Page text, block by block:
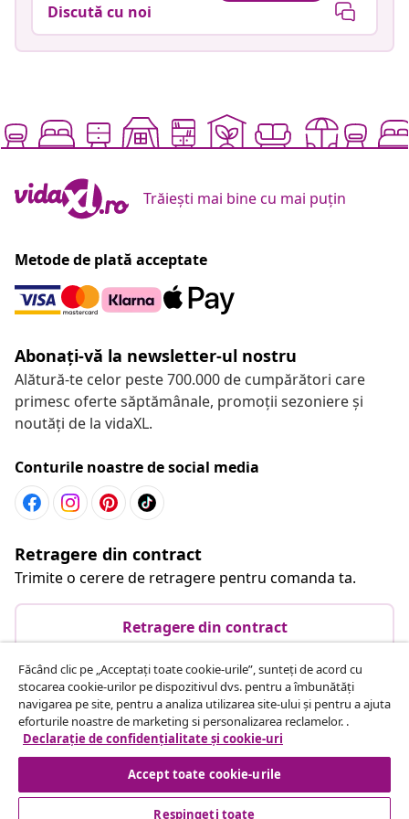
Discută cu noi
Trăiești mai bine cu mai puțin
Metode de plată acceptate
Abonați-vă la newsletter-ul nostru
Alătură-te celor peste 700.000 de cumpărători care
primesc oferte săptămânale, promoții sezoniere și
noutăți de la vidaXL.
Conturile noastre de social media
Retragere din contract
Trimite o cerere de retragere pentru comanda ta.
Retragere din contract
Serviciu clienți
Business
Făcând clic pe „Acceptați toate cookie-urile”, sunteți de acord cu
stocarea cookie-urilor pe dispozitivul dvs. pentru a îmbunătăți
navigarea pe site, pentru a analiza utilizarea site-ului și pentru a ajuta
eforturile noastre de marketing si personalizarea reclamelor. .
Declarație de confidențialitate și cookie-uri
Accept toate cookie-urile
Respingeți toate